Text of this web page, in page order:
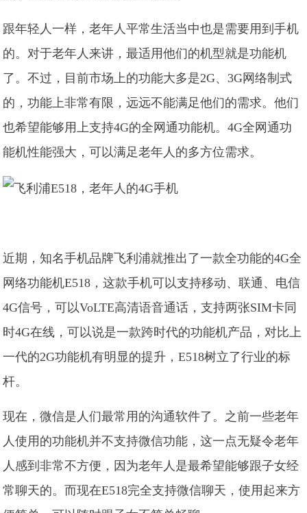
跟年轻人一样，老年人平常生活当中也是需要用到手机
的。对于老年人来讲，最适用他们的机型就是功能机
了。不过，目前市场上的功能大多是2G、3G网络制式
的，功能上非常有限，远远不能满足他们的需求。他们
也希望能够用上支持4G的全网通功能机。4G全网通功
能机性能强大，可以满足老年人的多方位需求。
近期，知名手机品牌飞利浦就推出了一款全功能的4G全
网络功能机E518，这款手机可以支持移动、联通、电信
4G信号，可以VoLTE高清语音通话，支持两张SIM卡同
时4G在线，可以说是一款跨时代的功能机产品，对比上
一代的2G功能机有明显的提升，E518树立了行业的标
杆。
现在，微信是人们最常用的沟通软件了。之前一些老年
人使用的功能机并不支持微信功能，这一点无疑令老年
人感到非常不方便，因为老年人是最希望能够跟子女经
常聊天的。而现在E518完全支持微信聊天，使用起来方